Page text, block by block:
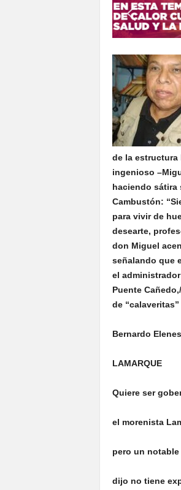
de la estructura
ingenioso
haciendo sátira
Cambustón:
para vivir de
desearte,
don Miguel
señalando que
el
Puente
de
Bernardo
LAMARQUE
Quiere ser
el morenista
pero un notable
dijo no tiene